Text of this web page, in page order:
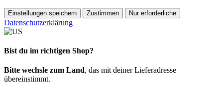
Einstellungen speichern Zustimmen Nur erforderliche
Datenschutzerklärung
Bist du im richtigen Shop?
Bitte wechsle zum Land, das mit deiner Lieferadresse
übereinstimmt.